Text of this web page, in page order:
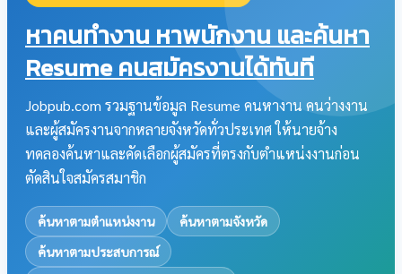
หาคนทำงาน หาพนักงาน และค้นหา
Resume คนสมัครงานได้ทันที
Jobpub.com รวมฐานข้อมูล Resume คนหางาน คนว่างงาน
และผู้สมัครงานจากหลายจังหวัดทั่วประเทศ ให้นายจ้าง
ทดลองค้นหาและคัดเลือกผู้สมัครที่ตรงกับตำแหน่งงานก่อน
ตัดสินใจสมัครสมาชิก
ค้นหาตามตำแหน่งงาน
ค้นหาตามจังหวัด
ค้นหาตามประสบการณ์